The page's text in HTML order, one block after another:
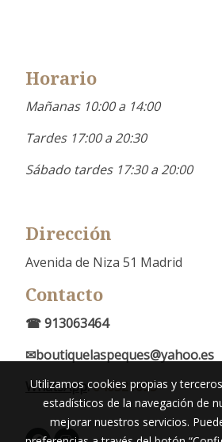
Horario
Mañanas 10:00 a 14:00
Tardes 17:00 a 20:30
Sábado tardes 17:30 a 20:00
Dirección
Avenida de Niza 51 Madrid
Contacto
☎ 913063464
✉boutiquelaspeques@yahoo.es
WhatsApp :646521695
Utilizamos cookies propias y
estadísticos de la navegación de
mejorar nuestros servicios.